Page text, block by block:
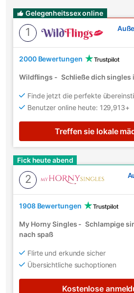
Gelegenheitssex online
1
2000 Bewertungen
Wildflings - Schließe dich singles
Finde jetzt die perfekte
Benutzer online heute: 129,913+
Treffen sie lokale
Fick heute abend
2
1908 Bewertungen
My Horny Singles - Schlampige
nach spaß
Flirte und erkunde sicher
Übersichtliche suchoptionen
Kostenlose